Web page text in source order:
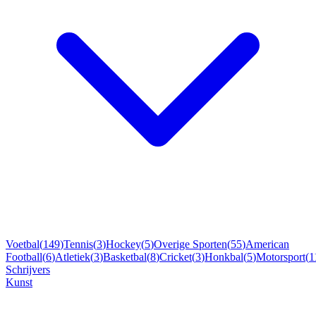
Voetbal(149)Tennis(3)Hockey(5)Overige Sporten(55)American
Football(6)Atletiek(3)Basketbal(8)Cricket(3)Honkbal(5)Motorsport(
Schrijvers
Kunst